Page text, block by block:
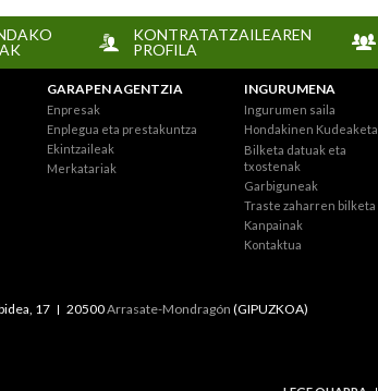
KONTRATATZAILEAREN
PROFILA
GARAPEN AGENTZIA
Enpresak
Enplegua eta prestakuntza
Ekintzaileak
Merkatariak
INGURUMENA
Ingurumen saila
Hondakinen Kudeaketa
Bilketa datuak eta
txostenak
Garbiguneak
Traste zaharren bilketa
Kanpainak
Kontaktua
17 20500Arrasate-Mondragón (GIPUZKOA)